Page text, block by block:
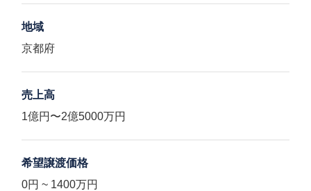
地域
京都府
売上高
1億円〜2億5000万円
希望譲渡価格
0円 ~ 1400万円